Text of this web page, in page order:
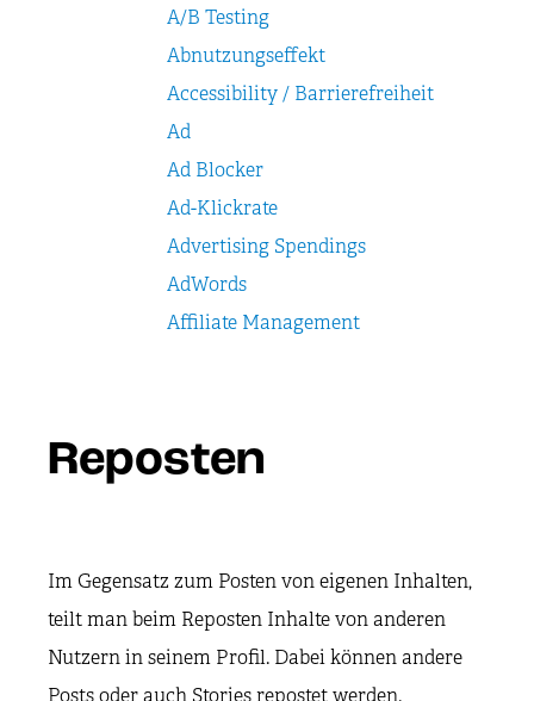
Reposten
Im Gegensatz zum Posten von eigenen Inhalten,
teilt man beim Reposten Inhalte von anderen
Nutzern in seinem Profil. Dabei können andere
Posts oder auch Stories repostet werden.
A/B Testing
Abnutzungseffekt
Accessibility / Barrierefreiheit
Ad
Ad Blocker
Ad-Klickrate
Advertising Spendings
AdWords
Affiliate Management